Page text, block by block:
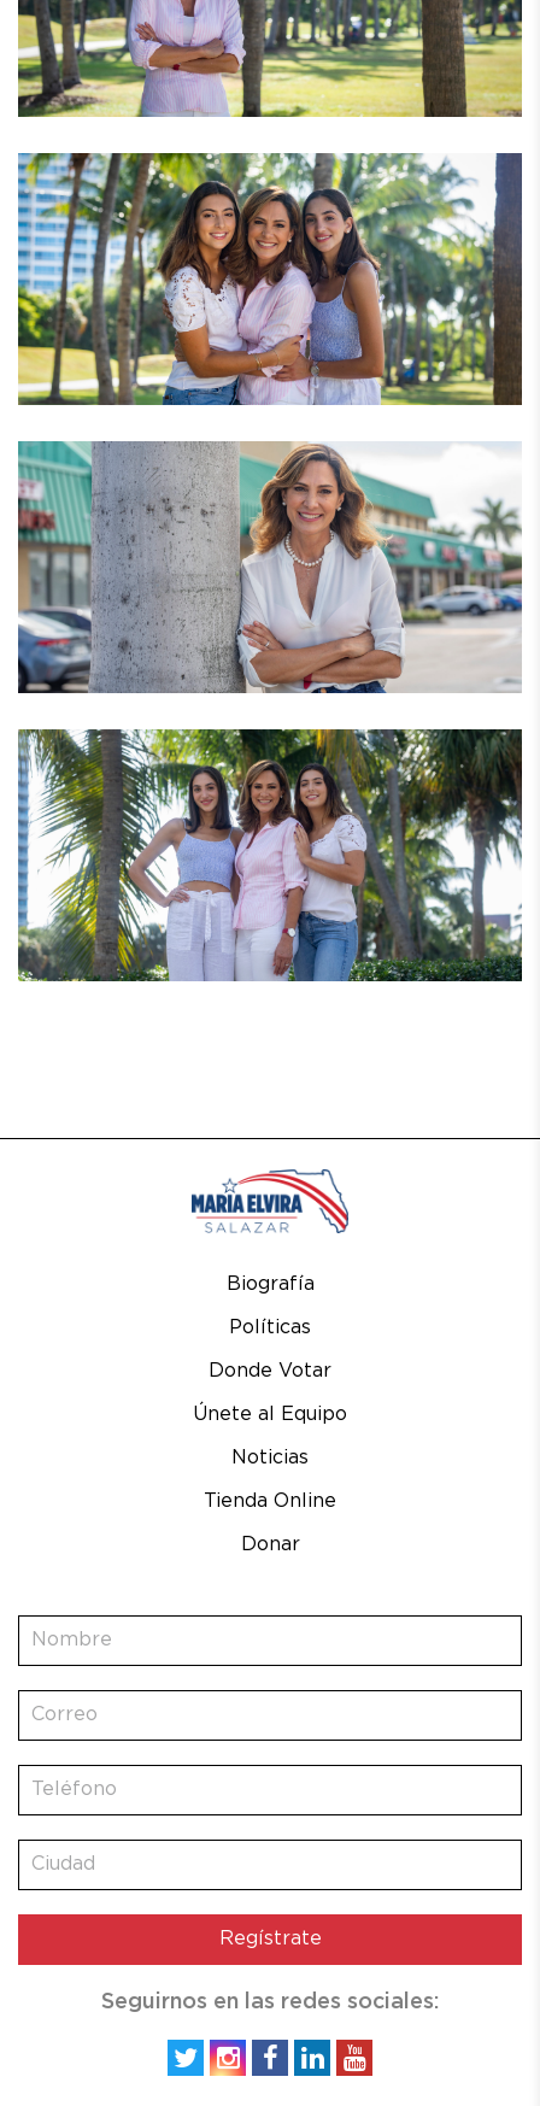
Biografía
Políticas
Donde Votar
Únete al Equipo
Noticias
Tienda Online
Donar
Seguirnos en las redes sociales: